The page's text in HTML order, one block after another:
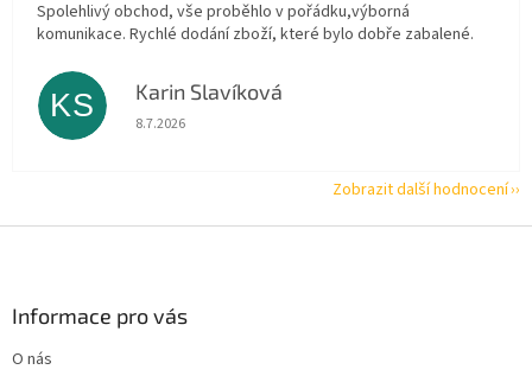
Spolehlivý obchod, vše proběhlo v pořádku,výborná
komunikace. Rychlé dodání zboží, které bylo dobře zabalené.
KS Karin Slavíková
Hodnocení obchodu je 5 z 5 hvězdiček.
8.7.2026
Zobrazit další hodnocení
Informace pro vás
O nás